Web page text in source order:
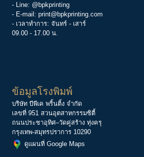
- Line: @bpkprinting
- E-mail: print@bpkprinting.com
- เวลาทำการ: จันทร์ - เสาร์
09.00 - 17.00 น.
ข้อมูลโรงพิมพ์
บริษัท บีพีเค พริ้นติ้ง จำกัด
เลขที่ 951 สวนอุตสาหกรรมซิตี้
ถนนประชาอุทิศ–วัดคู่สร้าง ทุ่งครุ
กรุงเทพ-สมุทรปราการ 10290
ดูแผนที่ Google Maps